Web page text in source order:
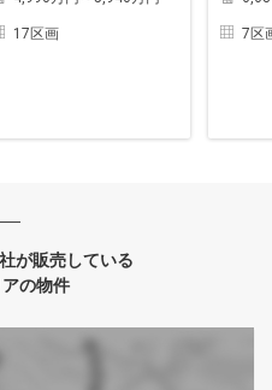
17区画 7区
が販売している
の物件